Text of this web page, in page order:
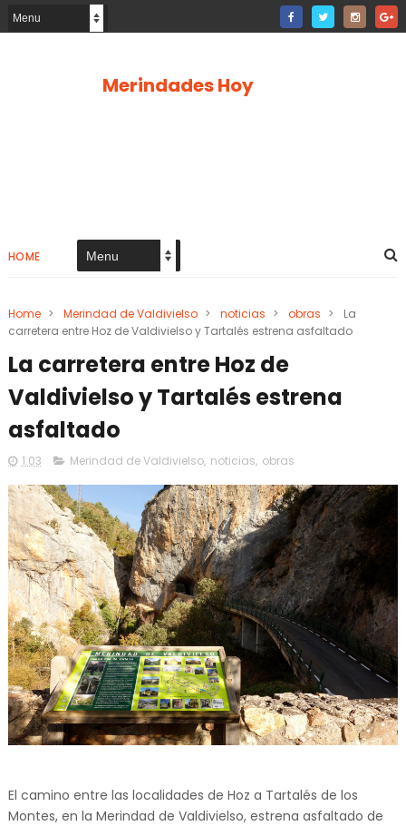
Merindades Hoy
HOME
Home > Merindad de Valdivielso > noticias > obras >
La
carretera entre Hoz de Valdivielso y Tartalés estrena asfaltado
La carretera entre Hoz de
Valdivielso y Tartalés estrena
asfaltado
1:03 Merindad de Valdivielso, noticias, obras
El camino entre las localidades de Hoz a Tartalés de los
Montes, en la Merindad de Valdivielso, estrena asfaltado de